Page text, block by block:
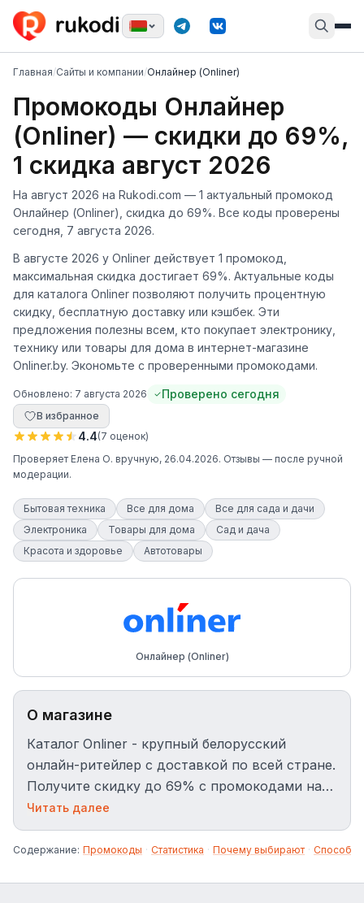
Главная/Сайты и компании/Онлайнер (Onliner)
Промокоды Онлайнер
(Onliner) — скидки до 69%,
1 скидка август 2026
На август 2026 на Rukodi.com — 1 актуальный промокод
Онлайнер (Onliner), скидка до 69%. Все коды проверены
сегодня, 7 августа 2026.
В августе 2026 у Onliner действует 1 промокод,
максимальная скидка достигает 69%. Актуальные коды
для каталога Onliner позволяют получить процентную
скидку, бесплатную доставку или кэшбек. Эти
предложения полезны всем, кто покупает электронику,
технику или товары для дома в интернет-магазине
Onliner.by. Экономьте с проверенными промокодами.
Обновлено: 7 августа 2026 Проверено сегодня
В избранное
4.4(7 оценок)
Проверяет Елена О. вручную, 26.04.2026. Отзывы — после ручной
модерации.
Бытовая техника Все для дома
Все для сада и дачи
Электроника
Товары для дома
Сад и дача
Красота и здоровье
Автотовары
Онлайнер (Onliner)
О магазине
Каталог Onliner - крупный белорусский
онлайн-ритейлер с доставкой по всей стране.
Получите скидку до 69% с промокодами на
технику, электронику и товары для дома.
Читать далее
Содержание: Промокоды · Статистика · Почему выбирают · Способы